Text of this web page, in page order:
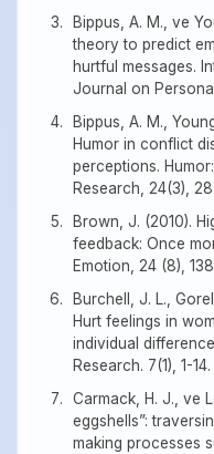
Bippus, A. M., ve
theory to predict
hurtful messages.
Journal on
Bippus, A. M.,
Humor in conflict
perceptions.
Research, 24(3),
Brown, J. (2010).
feedback: Once
Emotion, 24 (8),
Burchell, J. L.,
Hurt feelings in
individual
Research. 7(1), 1-14.
Carmack, H. J., ve
eggshells”:
making processes